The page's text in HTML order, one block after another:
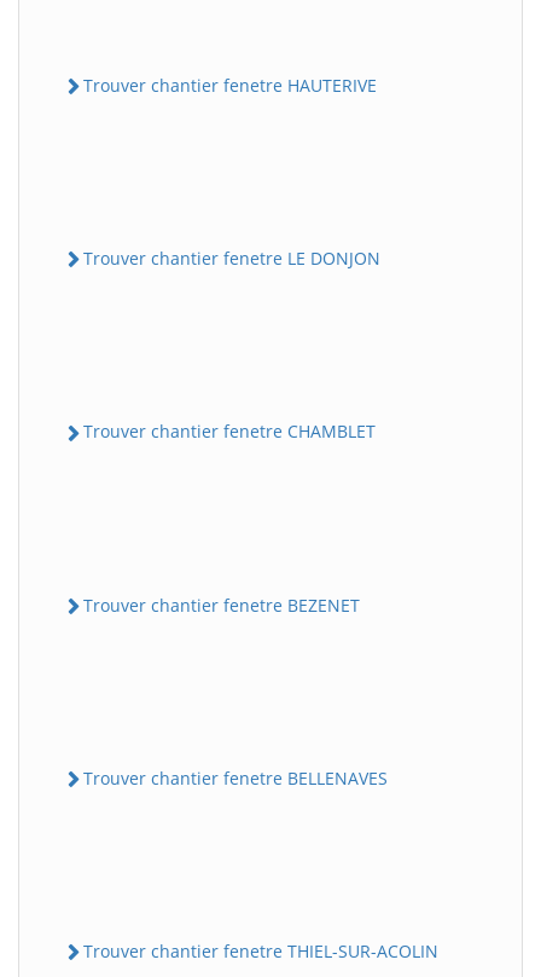
Trouver chantier fenetre HAUTERIVE
Trouver chantier fenetre LE DONJON
Trouver chantier fenetre CHAMBLET
Trouver chantier fenetre BEZENET
Trouver chantier fenetre BELLENAVES
Trouver chantier fenetre THIEL-SUR-ACOLIN